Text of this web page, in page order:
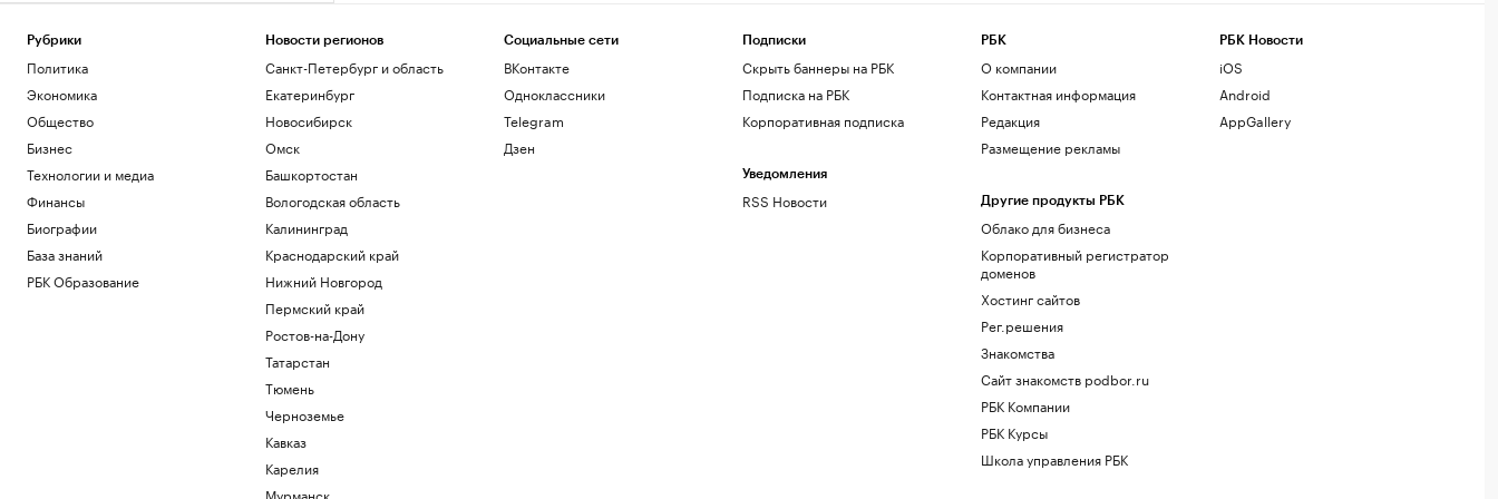
Рубрики
Политика
Экономика
Общество
Бизнес
Технологии и медиа
Финансы
Биографии
База знаний
РБК Образование
Новости регионов
Санкт-Петербург и область
Екатеринбург
Новосибирск
Омск
Башкортостан
Вологодская область
Калининград
Краснодарский край
Нижний Новгород
Пермский край
Ростов-на-Дону
Татарстан
Тюмень
Черноземье
Кавказ
Карелия
Мурманск
Социальные сети
ВКонтакте
Одноклассники
Telegram
Дзен
Подписки
Скрыть баннеры на РБК
Подписка на РБК
Корпоративная подписка
Уведомления
RSS Новости
РБК
О компании
Контактная информация
Редакция
Размещение рекламы
Другие продукты РБК
Облако для бизнеса
Корпоративный регистратор
доменов
Хостинг сайтов
Рег.решения
Знакомства
Сайт знакомств podbor.ru
РБК Компании
РБК Курсы
Школа управления РБК
РБК Новости
iOS
Android
AppGallery